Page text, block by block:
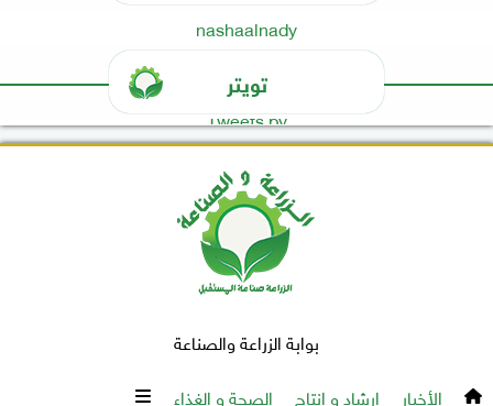
nashaalnady
تويتر
Tweets by
بوابة الزراعة والصناعة
الأخبار
إرشاد و إنتاج الصحة و الغذاء